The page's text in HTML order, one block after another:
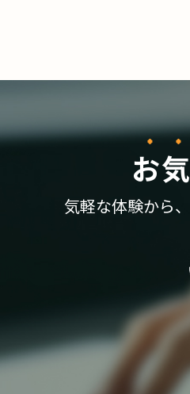
お
気軽な体験から、